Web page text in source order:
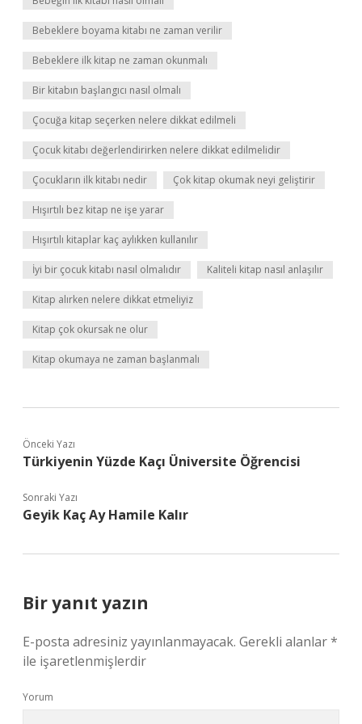
Bebeklere boyama kitabı ne zaman verilir
Bebeklere ilk kitap ne zaman okunmalı
Bir kitabın başlangıcı nasıl olmalı
Çocuğa kitap seçerken nelere dikkat edilmeli
Çocuk kitabı değerlendirirken nelere dikkat edilmelidir
Çocukların ilk kitabı nedir Çok kitap okumak neyi geliştirir
Hışırtılı bez kitap ne işe yarar
Hışırtılı kitaplar kaç aylıkken kullanılır
İyi bir çocuk kitabı nasıl olmalıdır Kaliteli kitap nasıl anlaşılır
Kitap alırken nelere dikkat etmeliyiz
Kitap çok okursak ne olur
Kitap okumaya ne zaman başlanmalı
Önceki Yazı
Türkiyenin Yüzde Kaçı Üniversite Öğrencisi
Sonraki Yazı
Geyik Kaç Ay Hamile Kalır
Bir yanıt yazın
E-posta adresiniz yayınlanmayacak. Gerekli alanlar*
ile işaretlenmişlerdir
Yorum